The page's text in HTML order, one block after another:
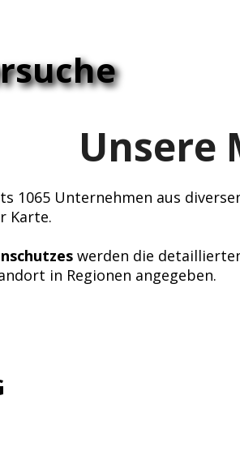
Unsere
1065 Unternehmen aus
Karte.
werden die
in Regionen angegeben.